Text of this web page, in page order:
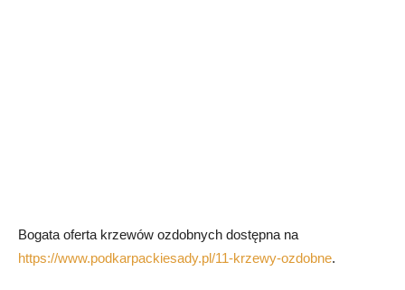
Bogata oferta krzewów ozdobnych dostępna na
https://www.podkarpackiesady.pl/11-krzewy-ozdobne.